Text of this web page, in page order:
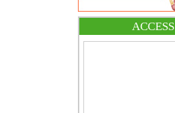
ACCESS